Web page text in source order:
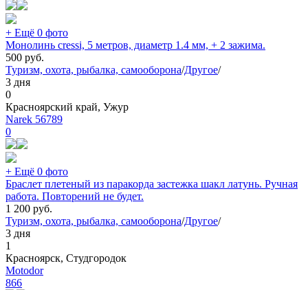
+ Ещё 0 фото
Монолинь cressi, 5 метров, диаметр 1.4 мм, + 2 зажима.
500 руб.
Туризм, охота, рыбалка, самооборона/Другое/
3 дня
0
Красноярский край, Ужур
Narek 56789
0
+ Ещё 0 фото
Браслет плетеный из паракорда застежка шакл латунь. Ручная
работа. Повторений не будет.
1 200 руб.
Туризм, охота, рыбалка, самооборона/Другое/
3 дня
1
Красноярск, Студгородок
Motodor
866